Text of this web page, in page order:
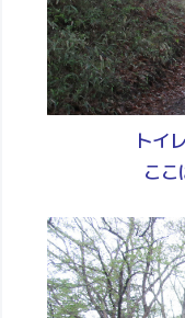
トイ
ここ